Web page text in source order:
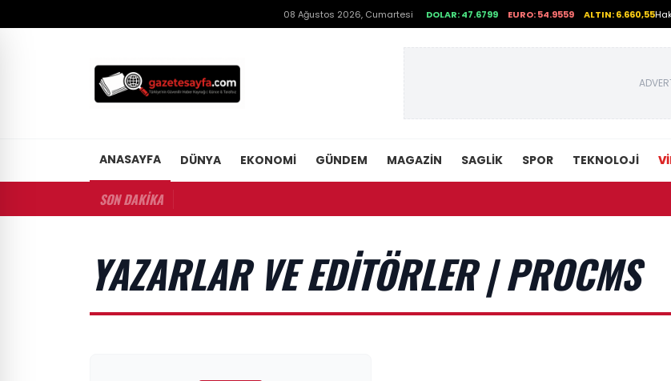
08 Ağustos 2026, Cumartesi DOLAR: 47.6799 EURO: 54.9559 ALTIN: 6.660,55
ANASAYFA DÜNYA EKONOMI GÜNDEM MAGAZIN SAGLIK SPOR TEKNOLOJI
SON DAKİKA
YAZARLAR VE EDITÖRLER | PROCMS